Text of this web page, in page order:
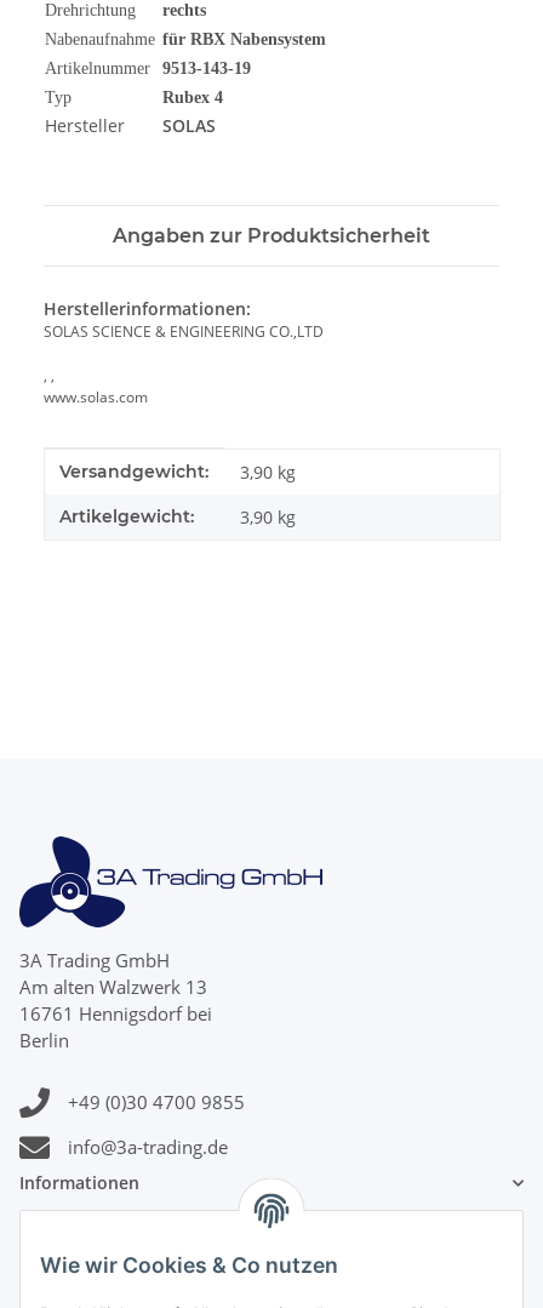
Wie wir Cookies & Co nutzen
Drehrichtung
rechts
Nabenaufnahme für RBX Nabensystem
Artikelnummer
9513-143-19
Typ
Rubex 4
Hersteller SOLAS
Angaben zur Produktsicherheit
Herstellerinformationen:
SOLAS SCIENCE & ENGINEERING CO.,LTD
, ,
www.solas.com
Produkteigenschaft
Wert
Versandgewicht: 3,90 kg
Artikelgewicht: 3,90 kg
3A Trading GmbH
Am alten Walzwerk 13
16761 Hennigsdorf bei
Berlin
+49 (0)30 4700 9855
info@3a-trading.de
Informationen